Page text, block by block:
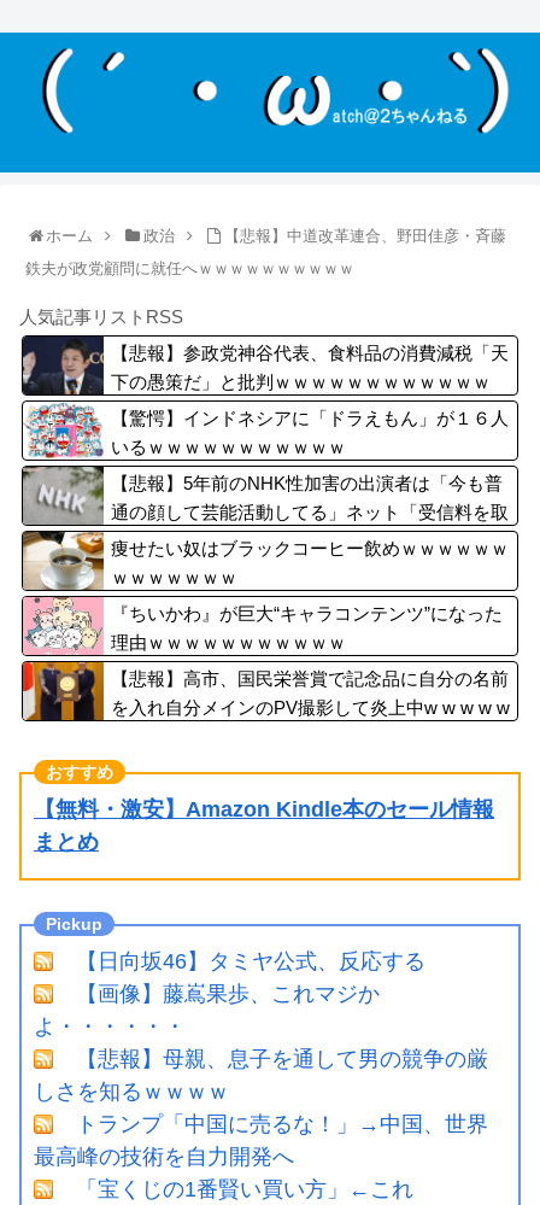
ホーム 政治
【悲報】中道改革連合、野田佳彦・斉藤
鉄夫が政党顧問に就任へｗｗｗｗｗｗｗｗｗｗ
人気記事リストRSS
【悲報】参政党神谷代表、食料品の消費減税「天
下の愚策だ」と批判ｗｗｗｗｗｗｗｗｗｗｗｗ
【驚愕】インドネシアに「ドラえもん」が１６人
いるｗｗｗｗｗｗｗｗｗｗｗ
【悲報】5年前のNHK性加害の出演者は「今も普
通の顔して芸能活動してる」ネット「受信料を取
るくらいなら詳細を伝えよ」
痩せたい奴はブラックコーヒー飲めｗｗｗｗｗｗ
ｗｗｗｗｗｗｗ
『ちいかわ』が巨大“キャラコンテンツ”になった
理由ｗｗｗｗｗｗｗｗｗｗｗ
【悲報】高市、国民栄誉賞で記念品に自分の名前
を入れ自分メインのPV撮影して炎上中w w w w w
【無料・激安】Amazon Kindle本のセール情報
まとめ
【日向坂46】タミヤ公式、反応する
【画像】藤嶌果歩、これマジか
よ・・・・・・
【悲報】母親、息子を通して男の競争の厳
しさを知るｗｗｗｗ
トランプ「中国に売るな！」→中国、世界
最高峰の技術を自力開発へ
「宝くじの1番賢い買い方」←これ